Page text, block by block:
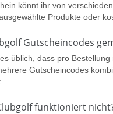
könnt ihr von
Produkte oder
Gutscheincodes
üblich, dass pro
Gutscheincodes
funktioniert